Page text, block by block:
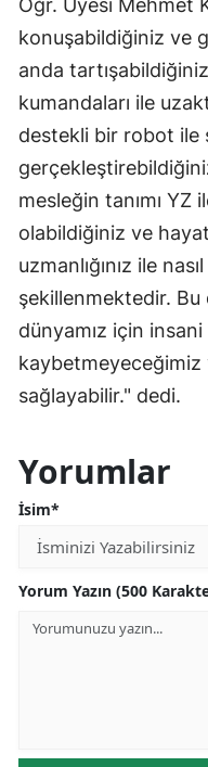
Öğr. Üyesi Mehmet
konuşabildiğiniz ve
anda
kumandaları ile
destekli bir robot ile
mesleğin tanımı YZ
olabildiğiniz ve
uzmanlığınız ile
şekillenmektedir.
dünyamız için
kaybetmeyeceğimiz
sağlayabilir." dedi.
Yorumlar
İsim*
Yorum Yazın (500